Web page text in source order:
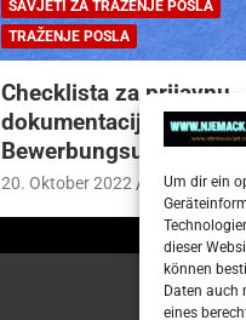
Um dir ein
dieser
können
Daten auch
eines
SAVJETI ZA TRAŽENJE POSLA
TRAŽENJE POSLA
Checklista za prijavnu
dokumentaciju (njem.
20. Oktober 2022 Redakcija